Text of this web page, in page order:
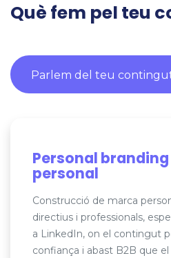
Què fem pel teu
Parlem del teu
Personal
personal
Construcció de marca
directius i professionals,
a LinkedIn, on el contingut
confiança i abast B2B que